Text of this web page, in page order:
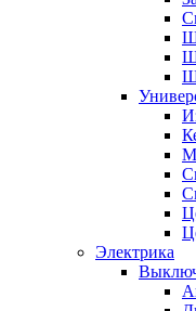
Электрика